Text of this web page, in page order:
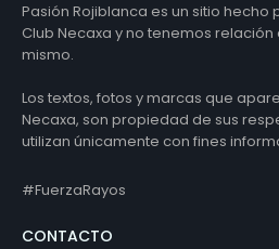
Pasión Rojiblanca es un sitio
Club Necaxa y no tenemos
mismo.
Los textos, fotos y marcas que
Necaxa, son propiedad de sus
utilizan únicamente con fines
#FuerzaRayos
CONTACTO